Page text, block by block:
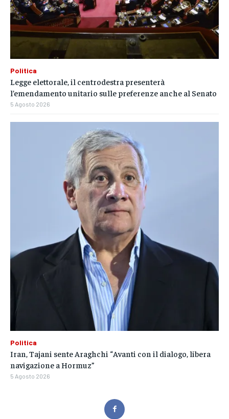
Politica
Legge elettorale, il centrodestra presenterà
l’emendamento unitario sulle preferenze anche al Senato
5 Agosto 2026
Politica
Iran, Tajani sente Araghchi “Avanti con il dialogo, libera
navigazione a Hormuz”
5 Agosto 2026